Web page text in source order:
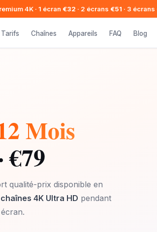
4K · 1 écran €32 · 2 écrans €51 · 3 écrans
Tarifs Chaînes Appareils FAQ Blog
Mois
€79
qualité-prix disponible en
4K Ultra HD pendant